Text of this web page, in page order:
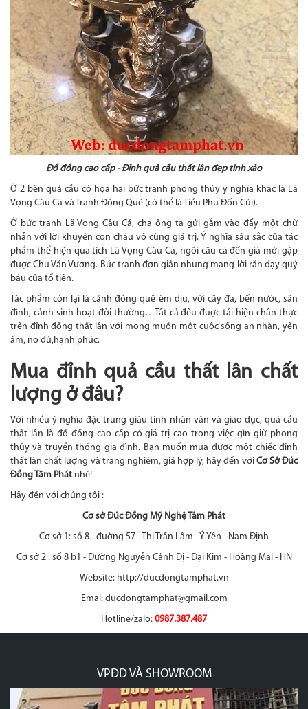
Đồ đồng cao cấp - Đỉnh quả cầu thất lân đẹp tinh xảo
Ở 2 bên quả cầu có họa hai bức tranh phong thủy ý nghĩa khác là Lã
Vọng Câu Cá và Tranh Đồng Quê (có thể là Tiều Phu Đốn Củi).
Ở bức tranh Lã Vọng Câu Cá, cha ông ta gửi gắm vào đấy một chữ
nhẫn với lời khuyên con cháu vô cùng giá trị. Ý nghĩa sâu sắc của tác
phẩm thể hiện qua tích Lã Vọng Câu Cá, ngồi câu cá đến già mới gặp
được Chu Văn Vương. Bức tranh đơn giản nhưng mang lời răn dạy quý
báu của tổ tiên.
Tác phẩm còn lại là cảnh đồng quê êm dịu, với cây đa, bến nước, sân
đình, cảnh sinh hoạt đời thường…Tất cả đều được tái hiện chân thực
trên đỉnh đồng thất lân với mong muốn một cuộc sống an nhàn, yên
ấm, no đủ,hạnh phúc.
Mua đỉnh quả cầu thất lân chất
lượng ở đâu?
Với nhiều ý nghĩa đặc trưng giàu tính nhân văn và giáo dục, quả cầu
thất lân là đồ đồng cao cấp có giá trị cao trong việc gìn giữ phong
thủy và truyền thống gia đình. Bạn muốn mua được một chiếc đỉnh
thất lân chất lượng và trang nghiêm, giá hợp lý, hãy đến với Cơ Sở Đúc
Đồng Tâm Phát nhé!
Hãy đến với chúng tôi :
Cơ sở Đúc Đồng Mỹ Nghệ Tâm Phát
Cơ sở 1: số 8 - đường 57 - Thị Trấn Lâm - Ý Yên - Nam Định
Cơ sở 2 : số 8 b1 - Đường Nguyễn Cảnh Dị - Đại Kim - Hoàng Mai - HN
Website: http://ducdongtamphat.vn
Emai: ducdongtamphat@gmail.com
Hotline/zalo: 0987.387.487
VPĐD VÀ SHOWROOM